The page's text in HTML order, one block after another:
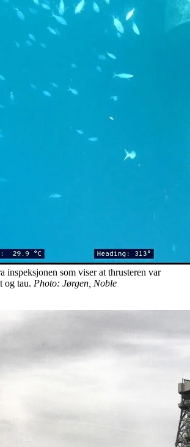
inspeksjonen som viser at thrusteren var
og tau. Photo: Jørgen, Noble